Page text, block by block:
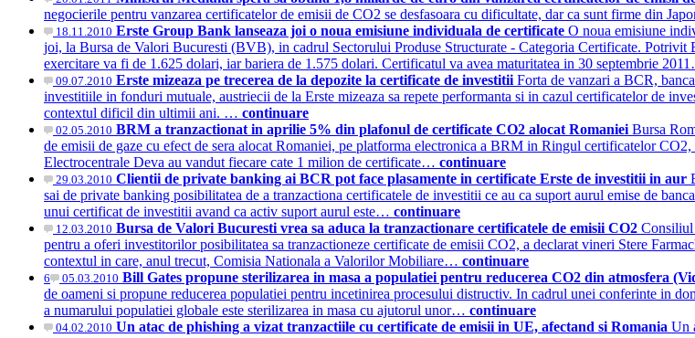
negocierile pentru vanzarea certificatelor de emisii de CO2 se desfasoara cu dificultate, dar ca sunt firme din
18.11.2010 Erste Group Bank lanseaza joi o noua emisiune individuala de certificate O noua emisiune
joi, la Bursa de Valori Bucuresti (BVB), in cadrul Sectorului Produse Structurate - Categoria Certificate.
exercitare va fi de 1.625 dolari, iar bariera de 1.575 dolari. Certificatul va avea maturitatea in 30 septembrie
09.07.2010 Erste mizeaza pe trecerea de la depozite la certificate de investitii Forta de vanzari a BCR,
investitiile in fonduri mutuale, austriecii de la Erste mizeaza sa repete performanta si in cazul certificatelor de
contextul dificil din ultimii ani. … continuare
02.05.2010 BRM a tranzactionat in aprilie 5% din plafonul de certificate CO2 alocat Romaniei Bursa
de emisii de gaze cu efect de sera alocat Romaniei, pe platforma electronica a BRM in Ringul certificatelor
Electrocentrale Deva au vandut fiecare cate 1 milion de certificate… continuare
29.03.2010 Clientii de private banking ai BCR pot face plasamente in certificate Erste de investitii in aur
sai de private banking posibilitatea de a tranzactiona certificatele de investitii ce au ca suport aurul emise de
unui certificat de investitii avand ca activ suport aurul este… continuare
12.03.2010 Bursa de Valori Bucuresti vrea sa aduca la tranzactionare certificatele de emisii CO2 Consiliul
pentru a oferi investitorilor posibilitatea sa tranzactioneze certificate de emisii CO2, a declarat vineri Stere
contextul in care, anul trecut, Comisia Nationala a Valorilor Mobiliare… continuare
6 05.03.2010 Bill Gates propune sterilizarea in masa a populatiei pentru reducerea CO2 din atmosfera
de oameni si propune reducerea populatiei pentru incetinirea procesului distructiv. In cadrul unei conferinte in
a numarului populatiei globale este sterilizarea in masa cu ajutorul unor… continuare
04.02.2010 Un atac de phishing a vizat tranzactiile cu certificate de emisii in UE, afectand si Romania Un